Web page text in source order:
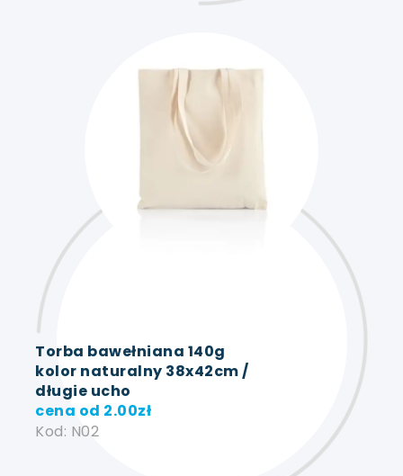
Torba bawełniana 140g
kolor naturalny 38x42cm /
długie ucho
cena od 2.00zł
Kod: N02